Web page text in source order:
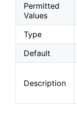
Permitted
Values
Type
Default
Description